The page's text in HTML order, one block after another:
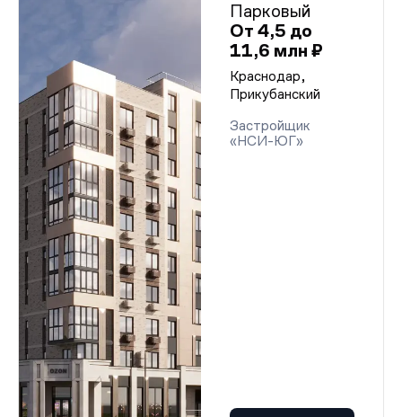
Парковый
От 4,5 до
11,6 млн ₽
Краснодар,
Прикубанский
Застройщик
«НСИ-ЮГ»